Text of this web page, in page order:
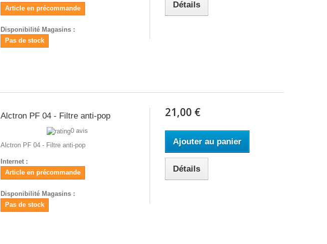
Article en précommande
Disponibilité Magasins :
Pas de stock
Détails
Alctron PF 04 - Filtre anti-pop
0 avis
Alctron PF 04 - Filtre anti-pop
Internet :
Article en précommande
Disponibilité Magasins :
Pas de stock
21,00 €
Ajouter au panier
Détails